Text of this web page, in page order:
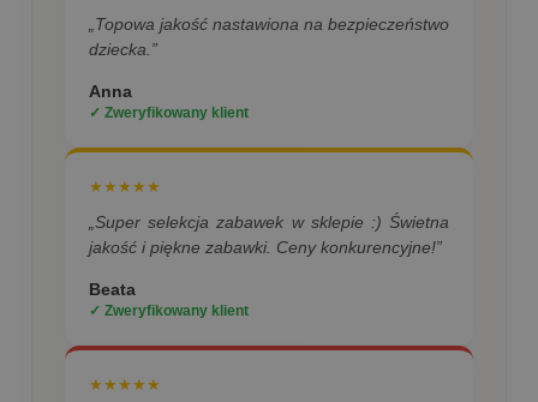
„Topowa jakość nastawiona na bezpieczeństwo
dziecka.”
Anna
✓ Zweryfikowany klient
★★★★★
„Super selekcja zabawek w sklepie :) Świetna
jakość i piękne zabawki. Ceny konkurencyjne!”
Beata
✓ Zweryfikowany klient
★★★★★